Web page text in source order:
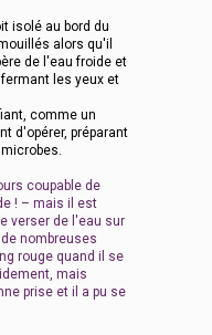
isolé au bord du
alors qu'il
de l'eau froide et
les yeux et
comme un
d'opérer, préparant
coupable de
! – mais il est
verser de l'eau sur
nombreuses
rouge quand il se
mais
prise et il a pu se